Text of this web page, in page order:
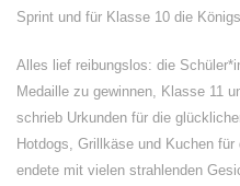
Sprint und für Klasse 10 die
Alles lief reibungslos: die
Medaille zu gewinnen, Klasse 11
schrieb Urkunden für die
Hotdogs, Grillkäse und Kuchen
endete mit vielen strahlenden